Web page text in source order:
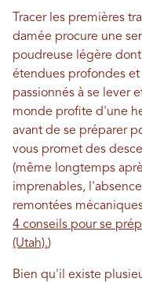
Tracer les premières
damée procure une
poudreuse légère
étendues profondes
passionnés à se lever
monde profite d'une
avant de se préparer
vous promet des
(même longtemps
imprenables,
remontées
4 conseils pour se
(Utah).)
Bien qu'il existe